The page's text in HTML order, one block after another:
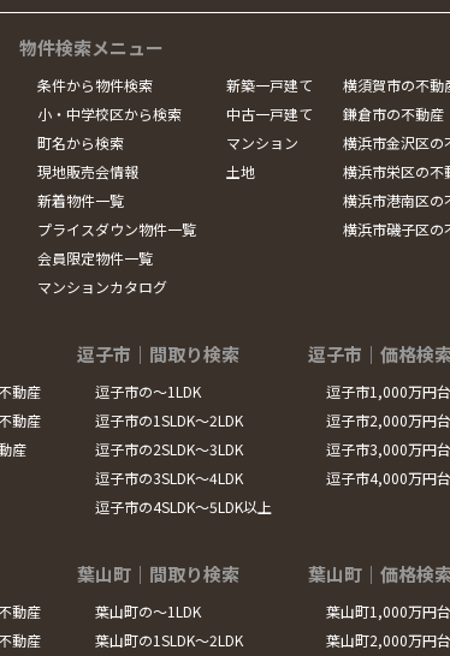
物件検索メニュー
条件から物件検索
小・中学校区から検索
町名から検索
現地販売会情報
新着物件一覧
プライスダウン物件一覧
会員限定物件一覧
マンションカタログ
新築一戸建て
中古一戸建て
マンション
土地
横須賀市の不動
鎌倉市の不動産
横浜市金沢区の
横浜市栄区の不
横浜市港南区の
横浜市磯子区の
動産
動産
産
逗子市｜間取り検索
逗子市の～1LDK
逗子市の1SLDK～2LDK
逗子市の2SLDK～3LDK
逗子市の3SLDK～4LDK
逗子市の4SLDK～5LDK以上
逗子市｜価格検
逗子市1,000万円
逗子市2,000万円
逗子市3,000万円
逗子市4,000万円
動産
動産
葉山町｜間取り検索
葉山町の～1LDK
葉山町の1SLDK～2LDK
葉山町｜価格検
葉山町1,000万円
葉山町2,000万円